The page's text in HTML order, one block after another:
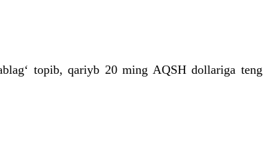
topib, qariyb 20 ming AQSH dollariga teng